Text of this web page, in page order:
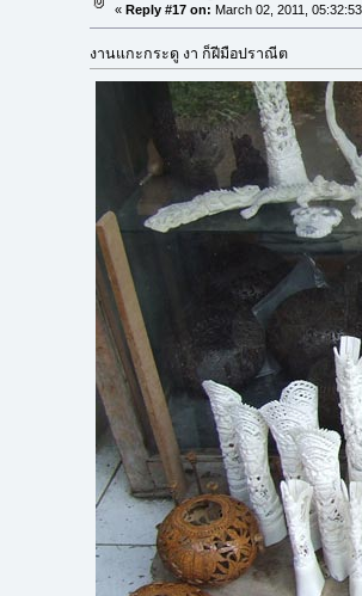
« Reply #17 on: March 02, 2011,
งานแกะกระดู งา ก็ฝีมือปราณีต